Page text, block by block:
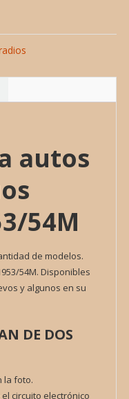
autos
54M
de modelos.
54M. Disponibles
y algunos en su
DE DOS
la foto.
circuito electrónico